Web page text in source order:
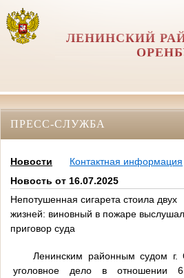
ЛЕНИНСКИЙ
ПРЕСС-СЛУЖБА
Новости
Контактная информация
Новость от 16.07.2025
Непотушенная сигарета стоила двух
жизней: виновный в пожаре выслушал
приговор суда
Ленинским районным судом г.
уголовное дело в отношении